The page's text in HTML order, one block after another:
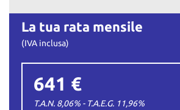
La tua rata mensile
(IVA inclusa)
641 €
T.A.N. 8,06% - T.A.E.G. 11,96%